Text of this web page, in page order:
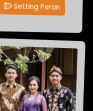
Setting Peran